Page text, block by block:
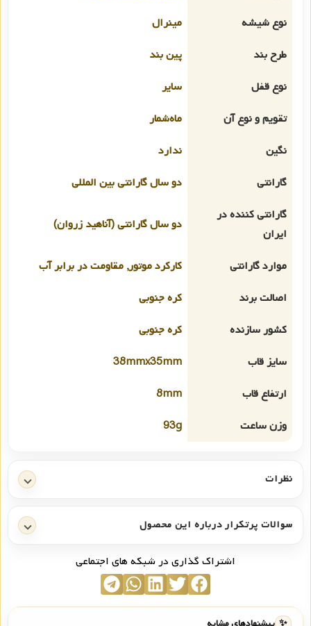
نوع شیشه
مینرال
طرح بند
پین بند
نوع قفل
سایر
تقویم و نوع آن
ماه‌شمار
نگین
ندارد
گارانتی
دو سال گارانتی بین المللی
گارانتی کننده در
ایران
دو سال گارانتی (آناهید زروان)
موارد گارانتی
کارکرد موتور, مقاومت در برابر آب
اصالت برند
کره جنوبی
کشور سازنده
کره جنوبی
سایز قاب
38mmx35mm
ارتفاع قاب
8mm
وزن ساعت
93g
نظرات
سوالات پرتکرار درباره این محصول
اشتراک گذاری در شبکه های اجتماعی